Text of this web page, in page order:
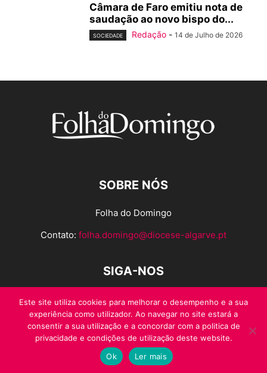
Câmara de Faro emitiu nota de
saudação ao novo bispo do...
SOCIEDADE Redação - 14 de Julho de 2026
SOBRE NÓS
Folha do Domingo
Contato: folha.domingo@diocese-algarve.pt
SIGA-NOS
© Folha do Domingo 2026, todos os direitos reservados.
Este site utiliza cookies para melhorar o desempenho e a sua
experiência como utilizador. Ao navegar no site estará a
consentir a sua utilização e a concordar com a politica de
privacidade e condições de utilização deste website.
Ok
Ler mais